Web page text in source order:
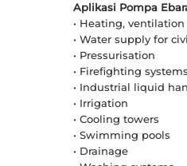
Aplikasi Pompa
• Heating,
• Water supply for
• Pressurisation
• Firefighting systems
• Industrial liquid
• Irrigation
• Cooling towers
• Swimming pools
• Drainage